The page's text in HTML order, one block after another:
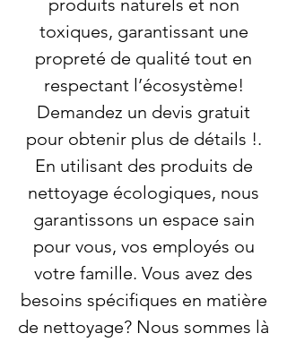
produits naturels et non
toxiques, garantissant une
propreté de qualité tout en
respectant l’écosystème!
Demandez un devis gratuit
pour obtenir plus de détails !.
En utilisant des produits de
nettoyage écologiques, nous
garantissons un espace sain
pour vous, vos employés ou
votre famille. Vous avez des
besoins spécifiques en matière
de nettoyage? Nous sommes là